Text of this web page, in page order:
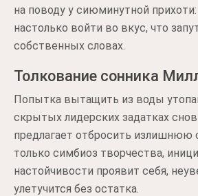
на поводу у сиюминутной прихоти:
настолько войти во вкус, что
собственных словах.
Толкование сонника
Попытка вытащить из воды
скрытых лидерских задатках
предлагает отбросить излишнюю
только симбиоз творчества,
настойчивости проявит себя,
улетучится без остатка.